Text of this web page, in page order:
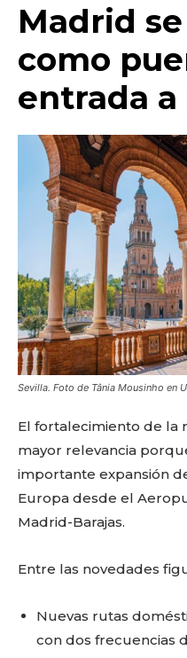
Madrid
como
entrada a
Sevilla. Foto de Tânia Mousinho en
El fortalecimiento de la
mayor relevancia
importante expansión
Europa desde el
Madrid-Barajas.
Entre las novedades
Nuevas rutas
con dos frecuencias